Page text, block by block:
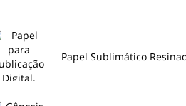
Papel Sublimático